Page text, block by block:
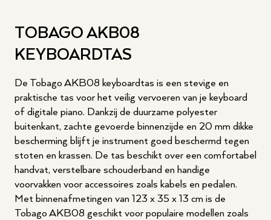
TOBAGO AKB08
KEYBOARDTAS
De Tobago AKB08 keyboardtas is een stevige en
praktische tas voor het veilig vervoeren van je keyboard
of digitale piano. Dankzij de duurzame polyester
buitenkant, zachte gevoerde binnenzijde en 20 mm dikke
bescherming blijft je instrument goed beschermd tegen
stoten en krassen. De tas beschikt over een comfortabel
handvat, verstelbare schouderband en handige
voorvakken voor accessoires zoals kabels en pedalen.
Met binnenafmetingen van 123 x 35 x 13 cm is de
Tobago AKB08 geschikt voor populaire modellen zoals